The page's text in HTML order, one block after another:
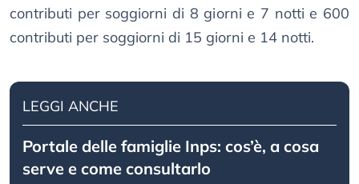
contributi per soggiorni di 8 giorni e 7 notti e 600
contributi per soggiorni di 15 giorni e 14 notti.
LEGGI ANCHE
Portale delle famiglie Inps: cos’è, a cosa
serve e come consultarlo